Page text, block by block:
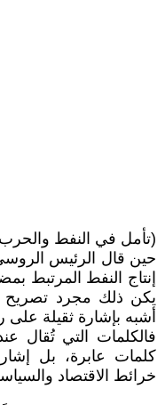
(تأمل في النفط
حين قال الرئيس
إنتاج النفط المرتبط
يكن ذلك مجرد تصريح
أشبه بإشارة ثقيلة
فالكلمات التي تُقال
كلمات عابرة، بل
خرائط الاقتصاد